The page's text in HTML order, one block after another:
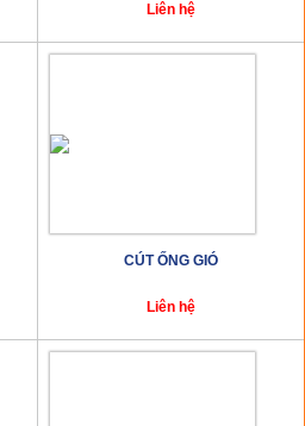
Liên hệ
CÚT ỐNG GIÓ
Liên hệ